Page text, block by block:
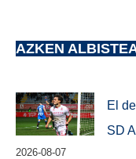
AZKEN
El
SD
2026-08-07